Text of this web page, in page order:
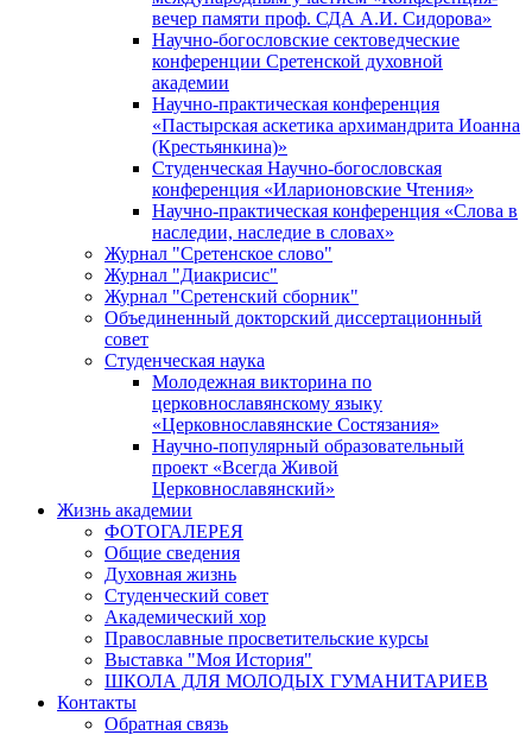
вечер памяти проф. СДА А.И. Сидорова»
Научно-богословские сектоведческие
конференции Сретенской духовной
академии
Научно-практическая конференция
«Пастырская аскетика архимандрита Иоанна
(Крестьянкина)»
Студенческая Научно-богословская
конференция «Иларионовские Чтения»
Научно-практическая конференция «Cлова в
наследии, наследие в словах»
Журнал "Сретенское слово"
Журнал "Диакрисис"
Журнал "Сретенский сборник"
Объединенный докторский диссертационный
совет
Студенческая наука
Молодежная викторина по
церковнославянскому языку
«Церковнославянские Состязания»
Научно-популярный образовательный
проект «Всегда Живой
Церковнославянский»
Жизнь академии
ФОТОГАЛЕРЕЯ
Общие сведения
Духовная жизнь
Студенческий совет
Академический хор
Православные просветительские курсы
Выставка "Моя История"
ШКОЛА ДЛЯ МОЛОДЫХ ГУМАНИТАРИЕВ
Контакты
Обратная связь